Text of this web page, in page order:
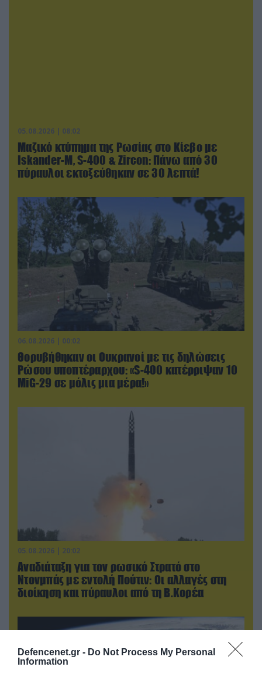
Defencenet.gr - Do Not Process My Personal
Information
05.08.2026 | 08:02
Μαζικό κτύπημα της Ρωσίας στο Κίεβο με
Iskander-Μ, S-400 & Zircon: Πάνω από 30
πύραυλοι εκτοξεύθηκαν σε 30 λεπτά!
06.08.2026 | 00:02
Θορυβήθηκαν οι Ουκρανοί με τις δηλώσεις
Ρώσου υποπτέραρχου: «S-400 κατέρριψαν 10
MiG-29 σε μόλις μια μέρα!»
05.08.2026 | 20:02
Αναδιάταξη για τον ρωσικό Στρατό στο
Ντονμπάς με εντολή Πούτιν: Οι αλλαγές στη
διοίκηση και πύραυλοι από τη Β.Κορέα